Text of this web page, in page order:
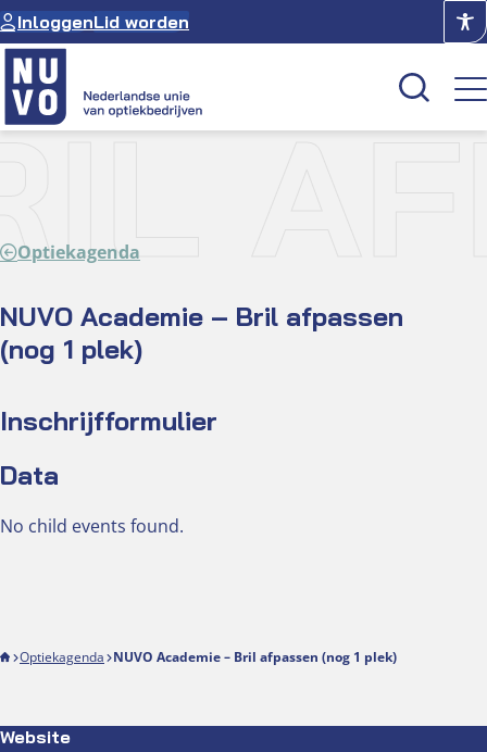
Ga
naar
de
inhoud
InloggenLid worden
Over NUVO
Optiekagenda
NUVO Academie – Bril afpassen
(nog 1 plek)
Inschrijfformulier
Data
No child events found.
Optiekagenda NUVO Academie – Bril afpassen (nog 1 plek)
Website